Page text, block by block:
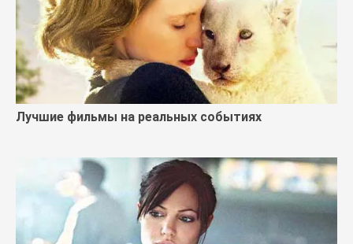
Лучшие фильмы на реальных событиях